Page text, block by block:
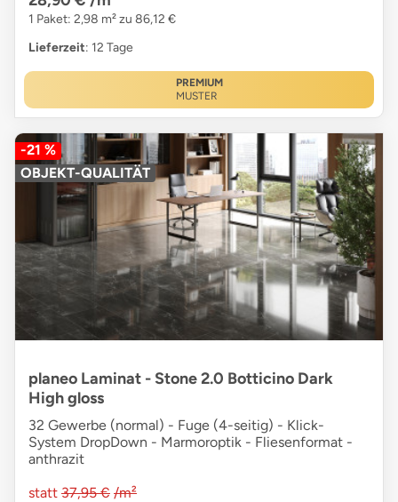
1 Paket: 2,98 m² zu 86,12 €
Lieferzeit: 12 Tage
PREMIUM
MUSTER
-21 %
OBJEKT-QUALITÄT
planeo Laminat - Stone 2.0 Botticino Dark
High gloss
32 Gewerbe (normal) - Fuge (4-seitig) - Klick-
System DropDown - Marmoroptik - Fliesenformat -
anthrazit
statt 37,95 € /m²